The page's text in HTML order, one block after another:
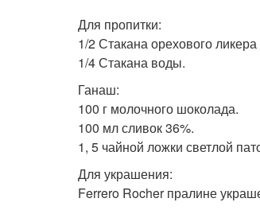
Для пропитки:
1/2 Стакана орехового
1/4 Стакана воды.
Ганаш:
100 г молочного шоколада.
100 мл сливок 36%.
1, 5 чайной ложки светлой
Для украшения:
Ferrero Rocher пралине